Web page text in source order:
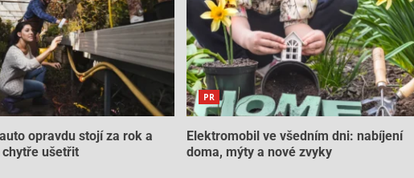
opravdu stojí za rok a
chytře ušetřit
PR
Elektromobil ve všedním dni: nabíjení
doma, mýty a nové zvyky